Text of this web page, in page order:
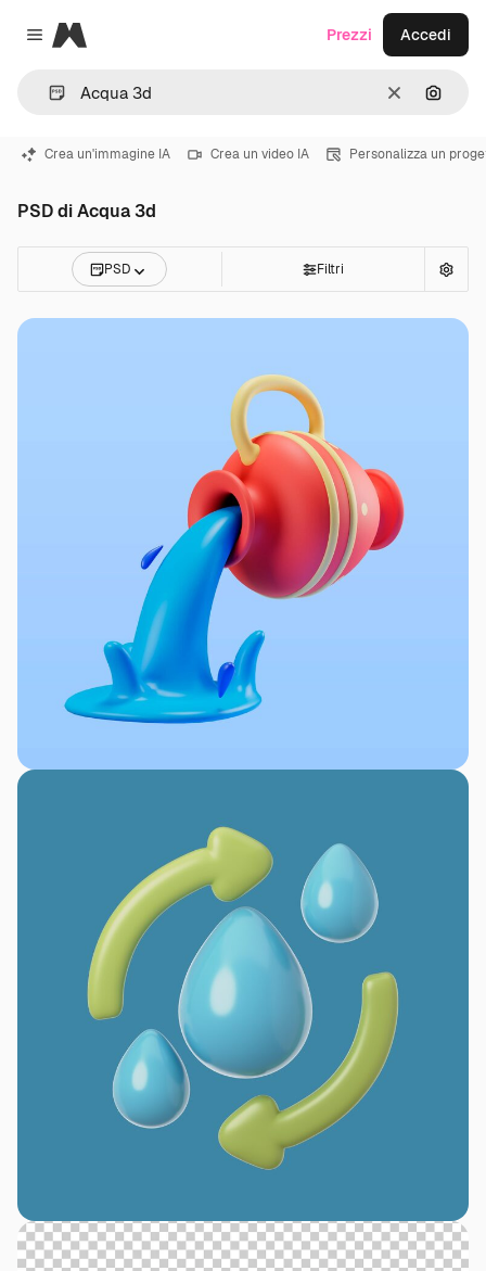
Close menu
Magnific
CancellaCerca
Prezzi Accedi
Crea un'immagine IA Crea un video IA Personalizza un
PSD di Acqua 3d
PSD Filtri